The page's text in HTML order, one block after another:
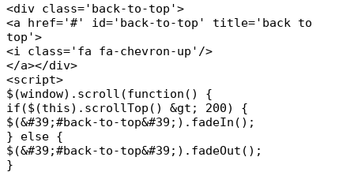
<div class='back-to-top'>
<a href='#' id='back-to-top' title='back to
top'>
<i class='fa fa-chevron-up'/>
</a></div>
<script>
$(window).scroll(function() {
if($(this).scrollTop() &gt; 200) {
$(&#39;#back-to-top&#39;).fadeIn();
} else {
$(&#39;#back-to-top&#39;).fadeOut();
}